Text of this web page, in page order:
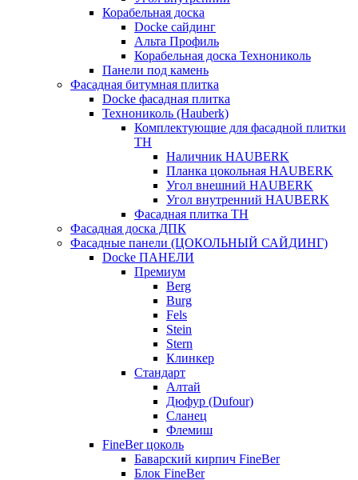
Корабельная доска
Docke сайдинг
Альта Профиль
Корабельная доска Технониколь
Панели под камень
Фасадная битумная плитка
Docke фасадная плитка
Технониколь (Hauberk)
Комплектующие для фасадной плитки
ТН
Наличник HAUBERK
Планка цокольная HAUBERK
Угол внешний HAUBERK
Угол внутренний HAUBERK
Фасадная плитка ТН
Фасадная доска ДПК
Фасадные панели (ЦОКОЛЬНЫЙ САЙДИНГ)
Docke ПАНЕЛИ
Премиум
Berg
Burg
Fels
Stein
Stern
Клинкер
Стандарт
Алтай
Дюфур (Dufour)
Сланец
Флемиш
FineBer цоколь
Баварский кирпич FineBer
Блок FineBer